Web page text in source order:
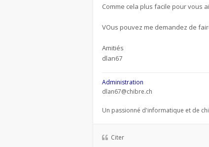
Comme cela plus facile pour vous
VOus pouvez me demandez de
Amitiés
dlan67
Administration
dlan67@chibre.ch
Un passionné d'informatique et de
Citer